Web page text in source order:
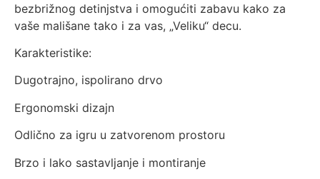
bezbrižnog detinjstva i omogućiti zabavu kako za
vaše mališane tako i za vas, „Veliku“ decu.
Karakteristike:
Dugotrajno, ispolirano drvo
Ergonomski dizajn
Odlično za igru u zatvorenom prostoru
Brzo i lako sastavljanje i montiranje